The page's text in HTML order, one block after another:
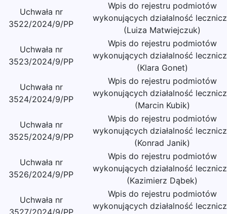
Uchwała nr
3522/2024/9/PP
Wpis do rejestru podmiotów
wykonujących działalność
(Luiza Matwiejczuk)
Uchwała nr
3523/2024/9/PP
Wpis do rejestru podmiotów
wykonujących działalność
(Klara Gonet)
Uchwała nr
3524/2024/9/PP
Wpis do rejestru podmiotów
wykonujących działalność
(Marcin Kubik)
Uchwała nr
3525/2024/9/PP
Wpis do rejestru podmiotów
wykonujących działalność
(Konrad Janik)
Uchwała nr
3526/2024/9/PP
Wpis do rejestru podmiotów
wykonujących działalność
(Kazimierz Dąbek)
Uchwała nr
3527/2024/9/PP
Wpis do rejestru podmiotów
wykonujących działalność